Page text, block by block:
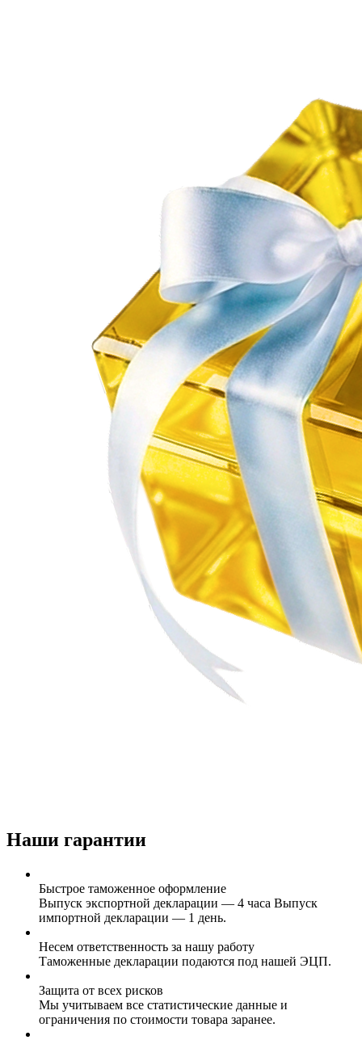
Наши гарантии
Быстрое таможенное оформление
Выпуск экспортной декларации — 4 часа Выпуск
импортной декларации — 1 день.
Несем ответственность за нашу работу
Таможенные декларации подаются под нашей ЭЦП.
Защита от всех рисков
Мы учитываем все статистические данные и
ограничения по стоимости товара заранее.